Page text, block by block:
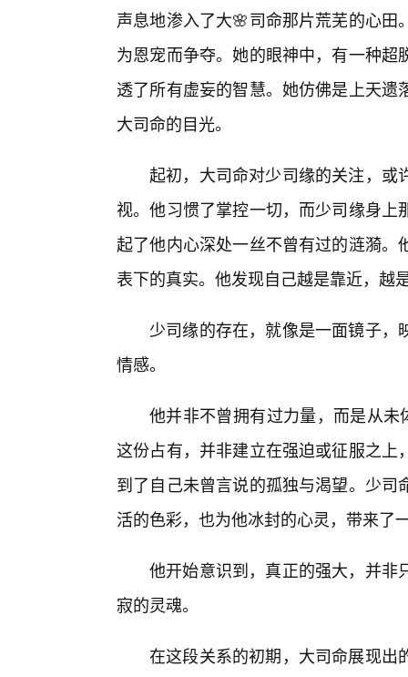
声息地渗入了大🌸司命那片荒芜的心
为恩宠而争夺。她的眼神中，有一种
透了所有虚妄的智慧。她仿佛是上天
大司命的目光。
起初，大司命对少司缘的关注，或
视。他习惯了掌控一切，而少司缘身
起了他内心深处一丝不曾有过的涟漪
表下的真实。他发现自己越是靠近，越
少司缘的存在，就像是一面镜子，
情感。
他并非不曾拥有过力量，而是从未
这份占有，并非建立在强迫或征服之
到了自己未曾言说的孤独与渴望。少
活的色彩，也为他冰封的心灵，带来了
他开始意识到，真正的强大，并非
寂的灵魂。
在这段关系的初期，大司命展现出